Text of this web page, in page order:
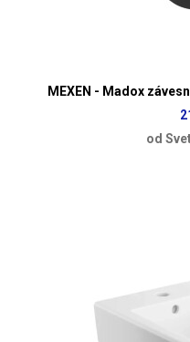
MEXEN - Madox
od